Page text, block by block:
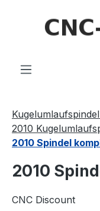
2010
2010 Spindel
2010
CNC Discount